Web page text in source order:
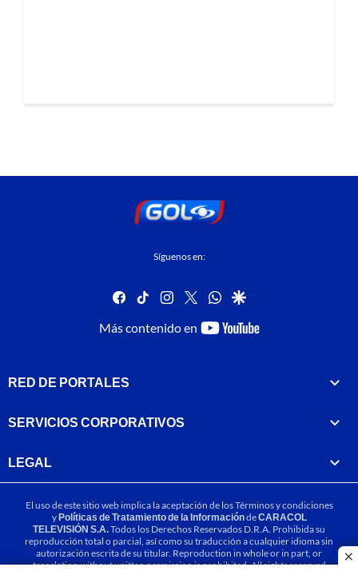
Síguenos en:
facebook
tiktok instagram
twitterwhatsapp
google
Más contenido en
youtube-
RED DE PORTALES
SERVICIOS CORPORATIVOS
LEGAL
El uso de este sitio web implica la aceptación de losTérminos y condiciones
yPolíticas de Tratamiento de la InformacióndeCARACOL
TELEVISIÓN S.A.Todos los Derechos Reservados D.R.A. Prohibida su
reproducción total o parcial, así como su traducción a cualquier idioma sin
autorización escrita de su titular. Reproduction in whole or in part, or
translation without written permission is prohibited. All rights reserved